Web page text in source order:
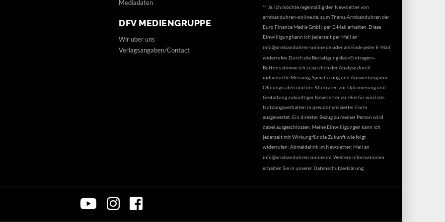
Mediadaten
DFV MEDIENGRUPPE
Wir über uns
Verlagsangaben/Contact
** Ja, ich möchte regelmäßig den Newsletter von
armbanduhren-online.de, zum Thema Armbanduhren der
Euro Finance Media GmbH per E-Mail erhalten. Diese
Einwilligung kann ich jederzeit per Mail an
info@armbanduhren-online.deoder am Ende jeder E-Mail
widerrufen.Durch die Bestätigung des «Eintragen»-
Buttons stimme ich zusätzlich der Analyse durch
individuelle Messung, Speicherung und Auswertung von
Öffnungsraten und der Klickraten zur Optimierung und
Gestaltung zukünftiger Newsletter zu. Hierfür wird das
Nutzungsverhalten in pseudonymisierter Form
ausgewertet. Ein direkter Bezug zu meiner Person wird
dabei ausgeschlossen. Meine Einwilligungen kann ich
jederzeit mit Wirkung für die Zukunft wie folgt
widerrufen: Abmeldelink im Newsletter; Mail an
info@armbanduhren-online.de . Weitere Informationen
erhalten Sie in unserer Datenschutzerklärung